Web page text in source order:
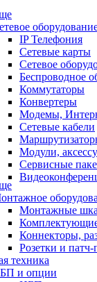
IP Телефония
Сетевые карты
Сетевое
Беспроводное
Коммутаторы
Конвертеры
Модемы,
Сетевые кабели
Модули,
Сервисные
Монтажные
Коннекторы,
Розетки и патч-
техника
и опции